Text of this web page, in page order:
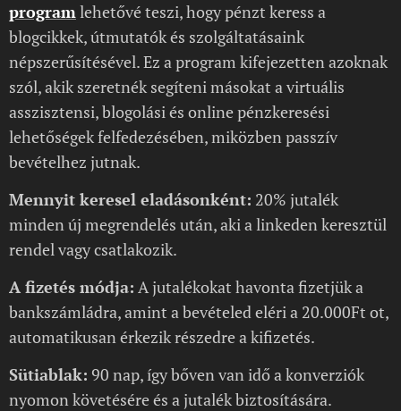
programlehetővé teszi, hogy pénzt keress a
blogcikkek, útmutatók és szolgáltatásaink
népszerűsítésével. Ez a program kifejezetten azoknak
szól, akik szeretnék segíteni másokat a virtuális
asszisztensi, blogolási és online pénzkeresési
lehetőségek felfedezésében, miközben passzív
bevételhez jutnak.
Mennyit keresel eladásonként: 20% jutalék
minden új megrendelés után, aki a linkeden keresztül
rendel vagy csatlakozik.
A fizetés módja: A jutalékokat havonta fizetjük a
bankszámládra, amint a bevételed eléri a 20.000Ft ot,
automatikusan érkezik részedre a kifizetés.
Sütiablak: 90 nap, így bőven van idő a konverziók
nyomon követésére és a jutalék biztosítására.